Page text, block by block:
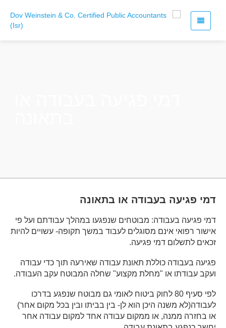
דמי פגיעה בעבודה או בתאונה
דמי פגיעה בעבודה: מבוטחים שנפגעו במהלך עבודתם ועל פי
אישור רפואי אינם מסוגלים לעבוד במשך תקופה- עשויים להיות
זכאים לתשלום דמי פגיעה.
פגיעה בעבודה כוללת תאונת עבודה שאירעה תוך כדי עבודה
ועקב עבודתו או "מחלת מקצוע" שחלה המבוטח עקב העבודה.
לפי סעיף 80 לחוק ביטוח לאומי גם מבוטח שנפגע בדרכו
לעבודה(לא משנה היכן הוא לן- בין בביתו ובין בכל מקום אחר)
או בחזרה ממנה, או ממקום עבודה אחד למקום עבודה אחר